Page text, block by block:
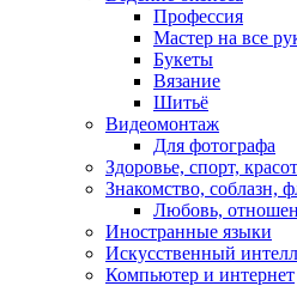
Профессия
Мастер на все
Букеты
Вязание
Шитьё
Видеомонтаж
Для фотографа
Здоровье, спорт,
Знакомство, соблазн,
Любовь,
Иностранные языки
Искусственный
Компьютер и интернет